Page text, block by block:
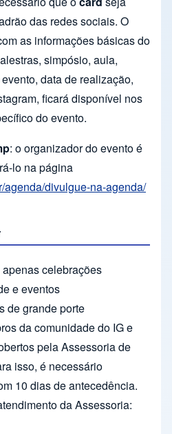
das redes sociais. O
as informações básicas do
simpósio, aula,
data de realização,
ficará disponível nos
do evento.
: o organizador do evento é
lo na página
agenda/divulgue-na-agenda/
celebrações
e eventos
de grande porte
da comunidade do IG e
pela Assessoria de
isso, é necessário
10 dias de antecedência.
da Assessoria: